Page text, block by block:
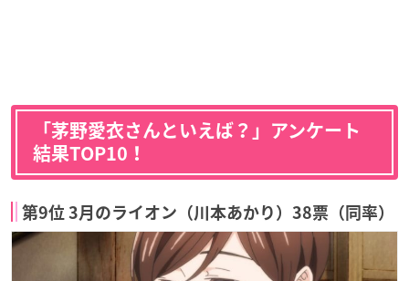
「茅野愛衣さんといえば？」アンケート
結果TOP10！
第9位 3月のライオン（川本あかり）38票（同率）